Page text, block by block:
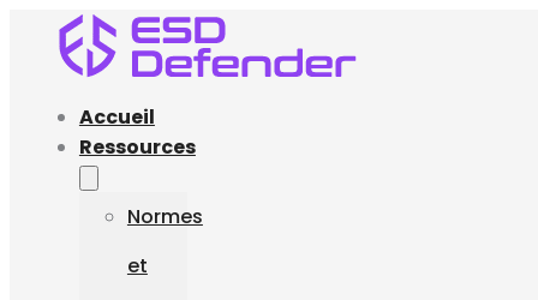
Accueil
Ressources
Normes
et